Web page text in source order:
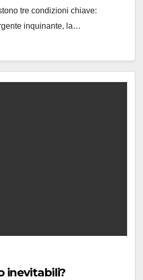
tre condizioni chiave:
inquinante, la…
inevitabili?